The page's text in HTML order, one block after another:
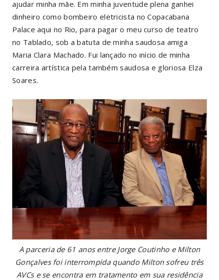
ajudar minha mãe. Em minha juventude plena ganhei
dinheiro como bombeiro eletricista no Copacabana
Palace aqui no Rio, para pagar o meu curso de teatro
no Tablado, sob a batuta de minha saudosa amiga
Maria Clara Machado. Fui lançado no início de minha
carreira artística pela também saudosa e gloriosa Elza
Soares.
A parceria de 61 anos entre Jorge Coutinho e Milton
Gonçalves foi interrompida quando Milton sofreu três
AVCs e se encontra em tratamento em sua residência